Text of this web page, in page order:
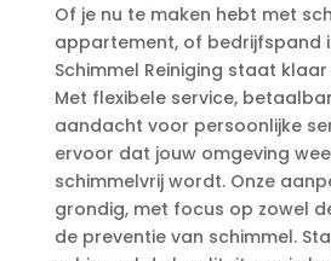
Of je nu te maken hebt met
appartement, of bedrijfspand
Schimmel Reiniging staat
Met flexibele service,
aandacht voor persoonlijke
ervoor dat jouw omgeving
schimmelvrij wordt.​ Onze
grondig, met focus op zowel
de preventie van schimmel.​